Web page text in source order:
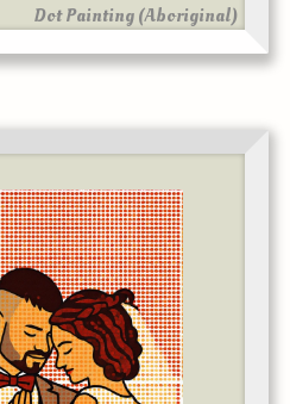
Dot Painting (Aboriginal)